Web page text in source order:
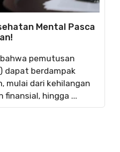
Mental Pasca
pemutusan
dapat berdampak
mulai dari kehilangan
hingga ...